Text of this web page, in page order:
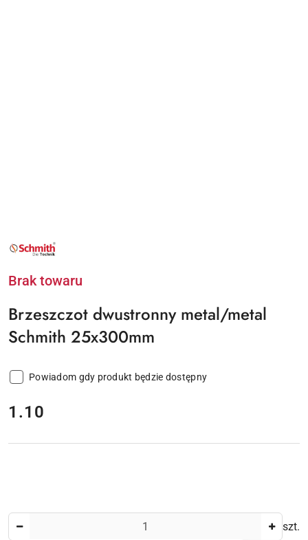
NAZWA
PRODUCENTA:
Brak towaru
Brzeszczot dwustronny metal/metal
Schmith 25x300mm
Powiadom gdy produkt będzie dostępny
cena:
1.10
szt.